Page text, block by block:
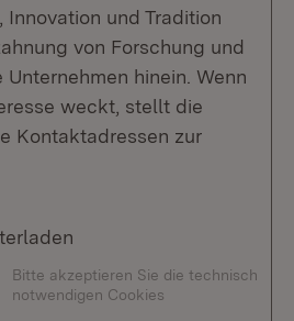
Innovation und Tradition
von Forschung und
hinein. Wenn
weckt, stellt die
Kontaktadressen zur
Bitte akzeptieren Sie die technisch
notwendigen Cookies